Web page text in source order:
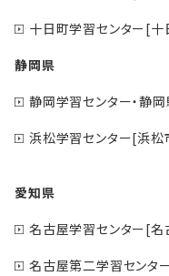
十日町学習センター[十
静岡県
静岡学習センター・静
浜松学習センター[浜松
愛知県
名古屋学習センター[名
名古屋第二学習センタ